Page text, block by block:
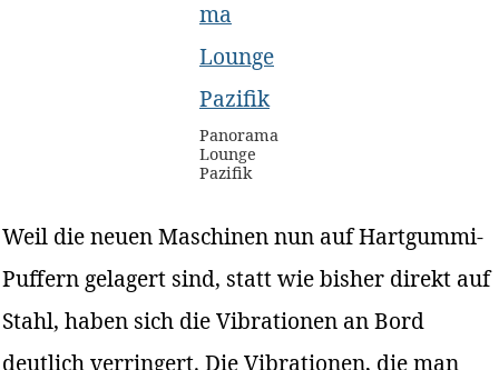
Panorama
Lounge
Pazifik
Weil die neuen Maschinen nun auf Hartgummi-
Puffern gelagert sind, statt wie bisher direkt auf
Stahl, haben sich die Vibrationen an Bord
deutlich verringert. Die Vibrationen, die man